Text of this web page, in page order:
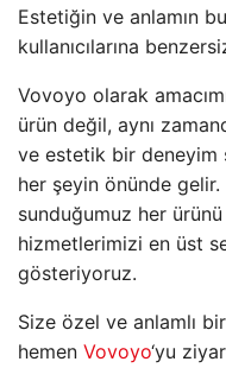
Estetiğin ve anlamın
kullanıcılarına
Vovoyo olarak
ürün değil, aynı
ve estetik bir deneyim
her şeyin önünde gelir.
sunduğumuz her
hizmetlerimizi en üst
gösteriyoruz.
Size özel ve anlamlı
hemen Vovoyo‘yu